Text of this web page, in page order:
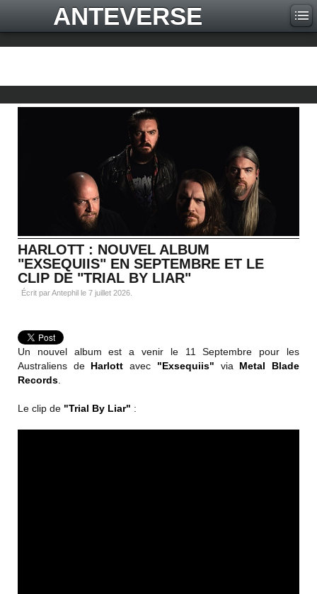
ANTEVERSE
HARLOTT : NOUVEL ALBUM
"EXSEQUIIS" EN SEPTEMBRE ET LE
CLIP DE "TRIAL BY LIAR"
Écrit par Antephil le 7 juillet 2026
Un nouvel album est a venir le 11 Septembre pour les
Australiens de Harlott avec "Exsequiis" via Metal Blade
Records
Le clip de "Trial By Liar" :